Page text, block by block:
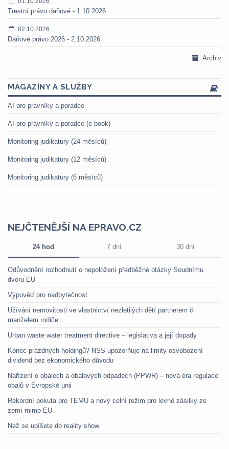
Trestní právo daňové - 1.10.2026
02.10.2026
Daňové právo 2026 - 2.10.2026
Archiv
MAGAZÍNY A SLUŽBY
AI pro právníky a poradce
AI pro právníky a poradce (e-book)
Monitoring judikatury (24 měsíců)
Monitoring judikatury (12 měsíců)
Monitoring judikatury (6 měsíců)
NEJČTENĚJŠÍ NA EPRAVO.CZ
24 hod 7 dní 30 dní
Odůvodnění rozhodnutí o nepoložení předběžné otázky Soudnímu
dvoru EU
Výpověď pro nadbytečnost
Užívání nemovitosti ve vlastnictví nezletilých dětí partnerem či
manželem rodiče
Urban waste water treatment directive – legislativa a její dopady
Konec prázdných holdingů? NSS upozorňuje na limity osvobození
dividend bez ekonomického důvodu
Nařízení o obalech a obalových odpadech (PPWR) – nová éra regulace
obalů v Evropské unii
Rekordní pokuta pro TEMU a nový celní režim pro levné zásilky ze
zemí mimo EU
Než se upíšete do reality show